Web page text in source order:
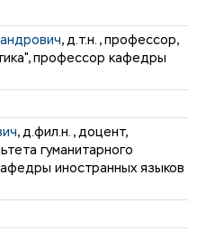
, д.т.н., профессор,
профессор кафедры
, д.фил.н., доцент,
гуманитарного
иностранных языков